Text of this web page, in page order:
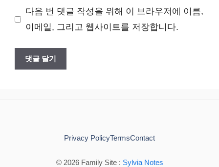
다음 번 댓글 작성을 위해 이 브라우저에 이름,
이메일, 그리고 웹사이트를 저장합니다.
© 2026 Family Site : Sylvia Notes
Privacy PolicyTermsContact